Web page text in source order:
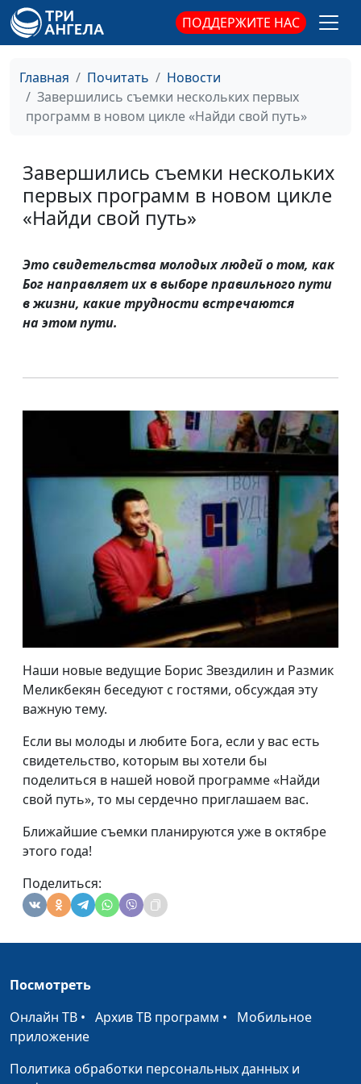
ПОДДЕРЖИТЕ НАС
Главная Почитать
Новости
Завершились съемки нескольких первых
программ в новом цикле «Найди свой путь»
Завершились съемки нескольких
первых программ в новом цикле
«Найди свой путь»
Это свидетельства молодых людей о том, как
Бог направляет их в выборе правильного пути
в жизни, какие трудности встречаются
на этом пути.
Наши новые ведущие Борис Звездилин и Размик
Меликбекян беседуют с гостями, обсуждая эту
важную тему.
Если вы молоды и любите Бога, если у вас есть
свидетельство, которым вы хотели бы
поделиться в нашей новой программе «Найди
свой путь», то мы сердечно приглашаем вас.
Ближайшие съемки планируются уже в октябре
этого года!
Поделиться:
Посмотреть
Онлайн ТВ • Архив ТВ программ • Мобильное
приложение
Политика обработки персональных данных и